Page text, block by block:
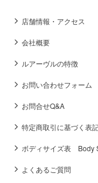
店舗情報・アクセス
会社概要
ルアーヴルの特徴
お問い合わせフォーム
お問合せQ&A
特定商取引に基づく表
ボディサイズ表 Body
よくあるご質問